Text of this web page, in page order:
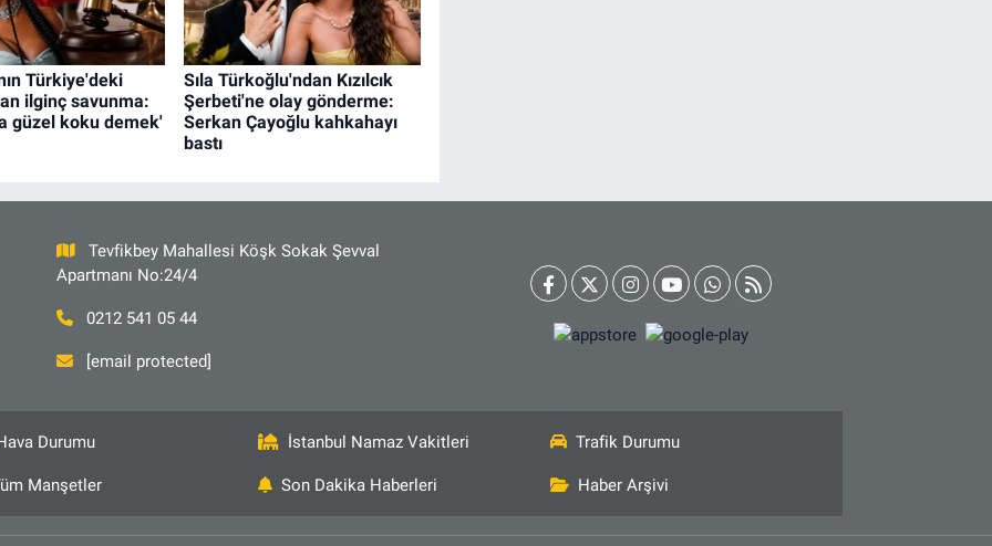
Türkiye'deki
ilginç savunma:
güzel koku demek'
Sıla Türkoğlu'ndan Kızılcık
Şerbeti'ne olay gönderme:
Serkan Çayoğlu kahkahayı
bastı
Tevfikbey Mahallesi Köşk Sokak Şevval
Apartmanı No:24/4
0212 541 05 44
[email protected]
Durumu İstanbul Namaz Vakitleri Trafik Durumu
Manşetler Son Dakika Haberleri Haber Arşivi